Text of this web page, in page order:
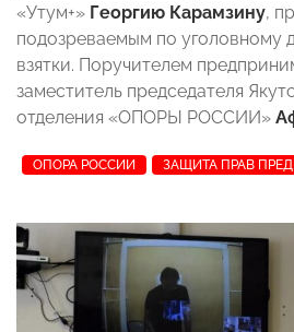
«Утум+» Георгию Карамзину,
подозреваемым по уголовному
взятки. Поручителем
заместитель председателя
отделения «ОПОРЫ РОССИИ»
ОПОРА РОССИИ ЗАЩИТА ПРАВ